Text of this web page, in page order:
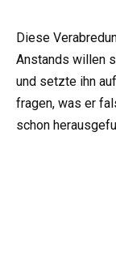
Diese
Anstands willen
und setzte ihn
fragen, was er
schon